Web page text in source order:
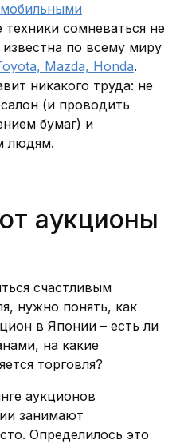
техники сомневаться не
по всему миру
Mazda, Honda.
никакого труда: не
(и проводить
бумаг) и
людям.
аукционы
счастливым
нужно понять, как
в Японии – есть ли
на какие
торговля?
аукционов
занимают
Определилось это